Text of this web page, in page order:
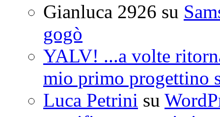
Gianluca 2926 su
gogò
YALV! ...a volte
mio primo progettino
Luca Petrini su